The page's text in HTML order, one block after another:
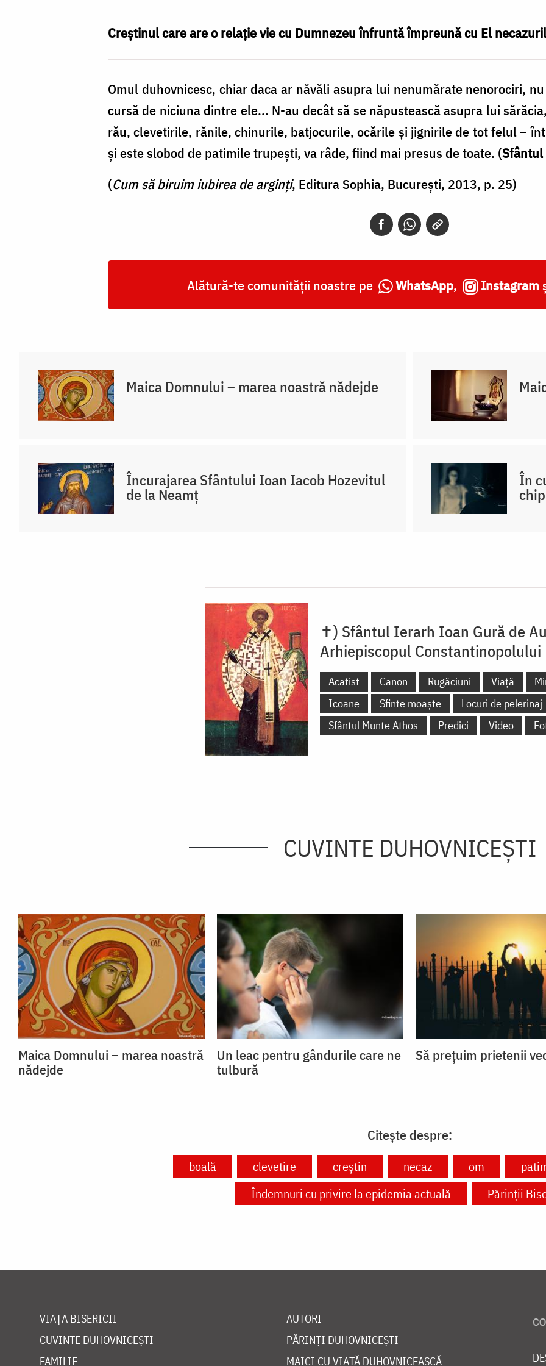
Creștinul care are o relație vie cu Dumnezeu înfruntă împreună cu El
Omul duhovnicesc, chiar daca ar năvăli asupra lui nenumărate nenorociri,
cursă de niciuna dintre ele... N-au decât să se năpustească asupra lui
rău, clevetirile, rănile, chinurile, batjocurile, ocările şi jignirile de tot felul –
şi este slobod de patimile trupeşti, va râde, fiind mai presus de toate. (Sfântul
(Cum să biruim iubirea de arginți, Editura Sophia, București, 2013, p. 25)
Alătură-te comunității noastre pe WhatsApp, Instagram
Maica Domnului – marea noastră nădejde
Încurajarea Sfântului Ioan Iacob Hozevitul
de la Neamț
În
✝) Sfântul Ierarh Ioan Gură de
Arhiepiscopul Constantinopolului
Acatist Canon Rugăciuni Viață
Icoane
Sfinte moaște
Locuri de pelerinaj
Sfântul Munte Athos
Predici Video
CUVINTE DUHOVNICEȘTI
Maica Domnului – marea noastră
nădejde
Un leac pentru gândurile care ne
tulbură
Să prețuim prietenii
Citește despre:
boală clevetire creștin necaz om
Îndemnuri cu privire la epidemia actuală
Părinții
VIAȚA BISERICII
CUVINTE DUHOVNICEȘTI
FAMILIE
AUTORI
PĂRINȚI DUHOVNICEȘTI
MAICI CU VIAȚĂ DUHOVNICEASCĂ